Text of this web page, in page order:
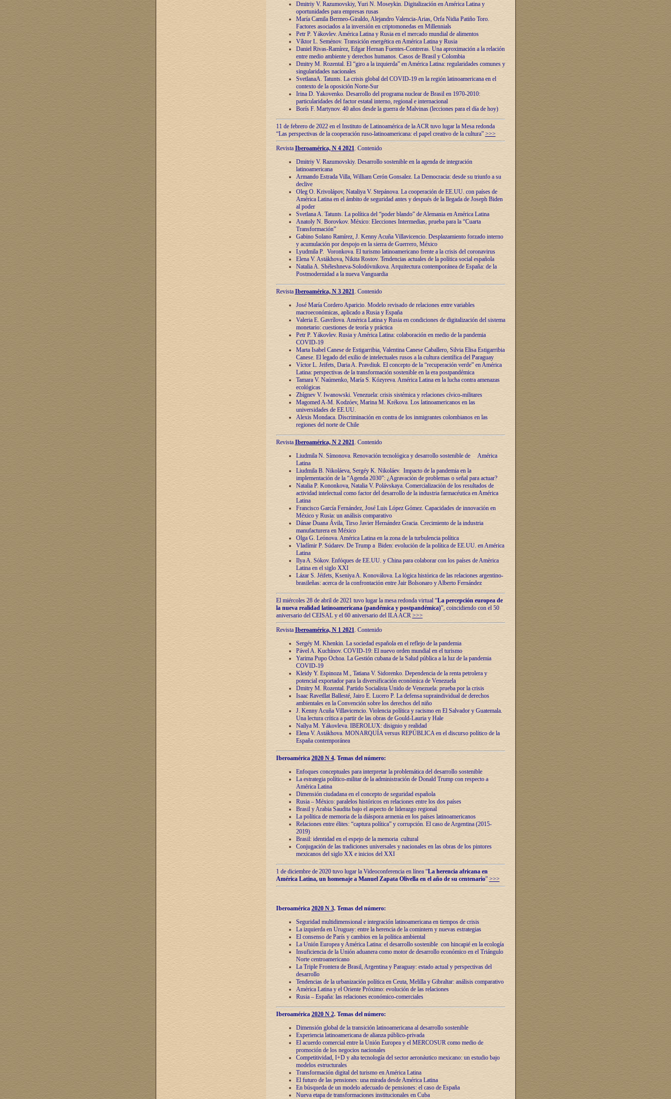
Dmitriy V. Razumovskiy, Yuri N. Moseykin. Digitalización en América Latina y
oportunidades para empresas rusas
María Camila Bermeo-Giraldo, Alejandro Valencia-Arias, Orfa Nidia Patiño Toro.
Factores asociados a la inversión en criptomonedas en Millennials
Petr P. Yákovlev. América Latina y Rusia en el mercado mundial de alimentos
Víktor L. Seménov. Transición energética en América Latina y Rusia
Daniel Rivas-Ramírez, Edgar Hernan Fuentes-Contreras. Una aproximación a la relación
entre medio ambiente y derechos humanos. Casos de Brasil y Colombia
Dmitry M. Rozental. El “giro a la izquierda” en América Latina: regularidades comunes y
singularidades nacionales
SvetlanaA. Tatunts. La crisis global del COVID-19 en la región latinoamericana en el
contexto de la oposición Norte-Sur
Irina D. Yakovenko. Desarrollo del programa nuclear de Brasil en 1970-2010:
particularidades del factor estatal interno, regional e internacional
Borís F. Martynov. 40 años desde la guerra de Malvinas (lecciones para el día de hoy)
11 de febrero de 2022 en el Instituto de Latinoamérica de la ACR tuvo lugar la Mesa redonda
“Las perspectivas de la cooperación ruso-latinoamericana: el papel creativo de la cultura” >>>
Revista Iberoamérica, N 4 2021. Contenido
Dmitriy V. Razumovskiy. Desarrollo sostenible en la agenda de integración
latinoamericana
Armando Estrada Villa, William Cerón Gonsalez. La Democracia: desde su triunfo a su
declive
Oleg O. Krivolápov, Nataliya V. Stepánova. La cooperación de EE.UU. con países de
América Latina en el ámbito de seguridad antes y después de la llegada de Joseph Biden
al poder
Svetlana A. Tatunts. La política del “poder blando” de Alemania en América Latina
Anatoly N. Borovkov. México: Elecciones Intermedias, prueba para la “Cuarta
Transformación”
Gabino Solano Ramírez, J. Kenny Acuña Villavicencio. Desplazamiento forzado interno
y acumulación por despojo en la sierra de Guerrero, México
Lyudmila P. Voronkova. El turismo latinoamericano frente a la crisis del coronavirus
Elena V. Astákhova, Nikita Rostov. Tendencias actuales de la política social española
Natalia A. Shéleshneva-Solodóvnikova. Arquitectura contemporánea de España: de la
Postmodernidad a la nueva Vanguardia
Revista Iberoamérica, N 3 2021. Contenido
José María Cordero Aparicio. Modelo revisado de relaciones entre variables
macroeconómicas, aplicado a Rusia y España
Valeria E. Gavrílova. América Latina y Rusia en condiciones de digitalización del sistema
monetario: cuestiones de teoría y práctica
Petr P. Yákovlev. Rusia y América Latina: colaboración en medio de la pandemia
COVID-19
Marta Isabel Canese de Estigarribia, Valentina Canese Caballero, Silvia Elisa Estigarribia
Canese. El legado del exilio de intelectuales rusos a la cultura científica del Paraguay
Víctor L. Jeifets, Daria A. Pravdiuk. El concepto de la “recuperación verde” en América
Latina: perspectivas de la transformación sostenible en la era postpandémica
Tamara V. Naúmenko, María S. Kózyreva. América Latina en la lucha contra amenazas
ecológicas
Zbígnev V. Iwanowski. Venezuela: crisis sistémica y relaciones cívico-militares
Magomed A-M. Kodzóev, Marina M. Krékova. Los latinoamericanos en las
universidades de EE.UU.
Alexis Mondaca. Discriminación en contra de los inmigrantes colombianos en las
regiones del norte de Chile
RevistaIberoamérica, N 2 2021. Contenido
Liudmila N. Símonova. Renovaciόn tecnolόgica y desarrollo sostenible de América
Latina
Liudmila B. Nikoláeva, Sergéy K. Nikoláev. Impacto de la pandemia en la
implementaciόn de la “Agenda 2030”: ¿Agravaciόn de problemas o señal para actuar?
Natalia P. Kononkova, Natalia V. Polávskaya. Comercializaciόn de los resultados de
actividad intelectual como factor del desarrollo de la industria farmacéutica en América
Latina
Francisco García Fernández, José Luis López Gómez. Capacidades de innovaciόn en
México y Rusia: un análisis comparativo
Dánae Duana Ávila, Tirso Javier Hernández Gracia. Crecimiento de la industria
manufacturera en México
Olga G. Leόnova. América Latina en la zona de la turbulencia política
Vladímir P. Súdarev. De Trump a Biden: evoluciόn de la política de EE.UU. en América
Latina
Ilya A. Sόkov. Enfόques de EE.UU. y China para colaborar con los países de Amèrica
Latina en el siglo XXI
Lázar S. Jéifets, Kseniya A. Konoválova. La lόgica histόrica de las relaciones argentino-
brasileñas: acerca de la confrontaciόn entre Jair Bolsonaro y Alberto Fernández
El miércoles 28 de abril de 2021 tuvo lugar la mesa redonda virtual “La percepción europea de
la nueva realidad latinoamericana (pandémica y postpandémica)”, coincidiendo con el 50
aniversario del CEISAL y el 60 aniversario del ILA ACR >>>
Revista Iberoamérica, N 1 2021. Contenido
Sergéy M. Khenkin. La sociedad española en el reflejo de la pandemia
Pável A. Kuchínov. COVID-19: El nuevo orden mundial en el turismo
Yarima Pupo Ochoa. La Gestión cubana de la Salud pública a la luz de la pandemia
COVID-19
Kleidy Y. Espinoza M., Tatiana V. Sidorenko. Dependencia de la renta petrolera y
potencial exportador para la diversificación económica de Venezuela
Dmitry M. Rozental. Partido Socialista Unido de Venezuela: prueba por la crisis
Isaac Ravetllat Ballesté, Jairo E. Lucero P. La defensa supraindividual de derechos
ambientales en la Convención sobre los derechos del niño
J. Kenny Acuña Villavicencio. Violencia política y racismo en El Salvador y Guatemala.
Una lectura crítica a partir de las obras de Gould-Lauria y Hale
Naílya M. Yákovleva. IBEROLUX: disignio y realidad
Elena V. Astákhova. MONARQUÍA versus REPÚBLICA en el discurso político de la
España contemporánea
Iberoamérica 2020 N 4. Temas del número:
Enfoques conceptuales para interpretar la problemática del desarrollo sostenible
La estrategia político-militar de la administración de Donald Trump con respecto a
América Latina
Dimensión ciudadana en el concepto de seguridad española
Rusia – México: paralelos históricos en relaciones entre los dos países
Brasil y Arabia Saudita bajo el aspecto de liderazgo regional
La política de memoria de la diáspora armenia en los países latinoamericanos
Relaciones entre élites: “captura política” y corrupción. El caso de Argentina (2015-
2019)
Brasil: identidad en el espejo de la memoria cultural
Conjugación de las tradiciones universales y nacionales en las obras de los pintores
mexicanos del siglo XX e inicios del XXI
1 de diciembre de 2020 tuvo lugar la Videoconferencia en línea “La herencia africana en
América Latina, un homenaje a Manuel Zapata Olivella en el año de su centenario” >>>
Iberoamérica 2020 N 3.Temas del número:
Seguridad multidimensional e integración latinoamericana en tiempos de crisis
La izquierda en Uruguay: entre la herencia de lа comintern y nuevas estrategias
El consenso de París y cambios en la política ambiental
La Unión Europea y América Latina: el desarrollo sostenible con hincapié en la ecología
Insuficiencia de la Unión aduanera como motor de desarrollo económico en el Triángulo
Norte centroamericano
La Triple Frontera de Brasil, Argentina y Paraguay: estado actual y perspectivas del
desarrollo
Tendencias de la urbanización política en Ceuta, Melilla y Gibraltar: análisis comparativo
América Latina y el Oriente Próximo: evolución de las relaciones
Rusia – España: las relaciones económico-comerciales
Iberoamérica 2020 N 2.Temas del número:
Dimensión global de la transición latinoamericana al desarrollo sostenible
Experiencia latinoamericana de alianza público-privada
El acuerdo comercial entre la Unión Europea y el MERCOSUR como medio de
promoción de los negocios nacionales
Competitividad, I+D y alta tecnología del sector aeronáutico mexicano: un estudio bajo
modelos estructurales
Transformación digital del turismo en América Latina
El futuro de las pensiones: una mirada desde América Latina
En búsqueda de un modelo adecuado de pensiones: el caso de España
Nueva etapa de transformaciones institucionales en Cuba